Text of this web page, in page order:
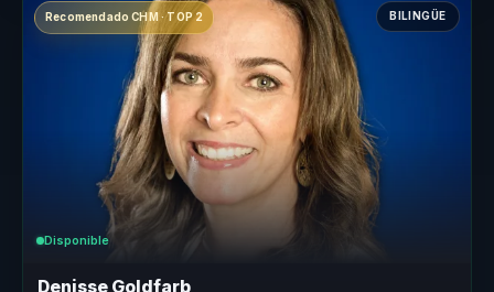
Recomendado CHM · TOP 2 BILINGÜE
Disponible
Denisse Goldfarb